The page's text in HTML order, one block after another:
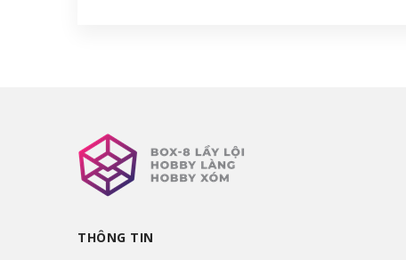
THÔNG TIN